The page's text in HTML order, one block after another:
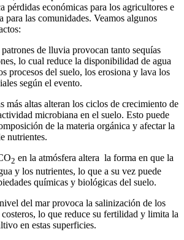
pérdidas económicas para los agricultores e
para las comunidades. Veamos algunos
de lluvia provocan tanto sequías
lo cual reduce la disponibilidad de agua
procesos del suelo, los erosiona y lava los
según el evento.
más altas alteran los ciclos de crecimiento de
microbiana en el suelo. Esto puede
de la materia orgánica y afectar la
nutrientes.
2 en la atmósfera altera la forma en que la
y los nutrientes, lo que a su vez puede
químicas y biológicas del suelo.
del mar provoca la salinización de los
costeros, lo que reduce su fertilidad y limita la
en estas superficies.